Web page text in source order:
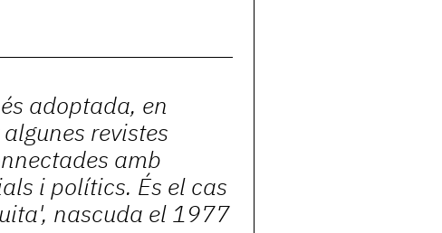
adoptada, en
revistes
amb
i polítics. És el cas
, nascuda el 1977